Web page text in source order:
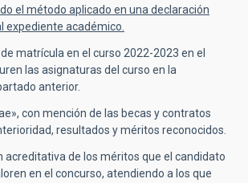
el método aplicado en una declaración
expediente académico.
matrícula en el curso 2022-2023 en el
las asignaturas del curso en la
anterior.
con mención de las becas y contratos
resultados y méritos reconocidos.
de los méritos que el candidato
en el concurso, atendiendo a los que